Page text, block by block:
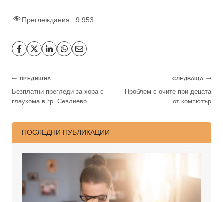
Преглеждания: 9 953
ПРЕДИШНА
Безплатни прегледи за хора с
глаукома в гр. Севлиево
СЛЕДВАЩА
Проблем с очите при децата
от компютър
ПОСЛЕДНИ ПУБЛИКАЦИИ